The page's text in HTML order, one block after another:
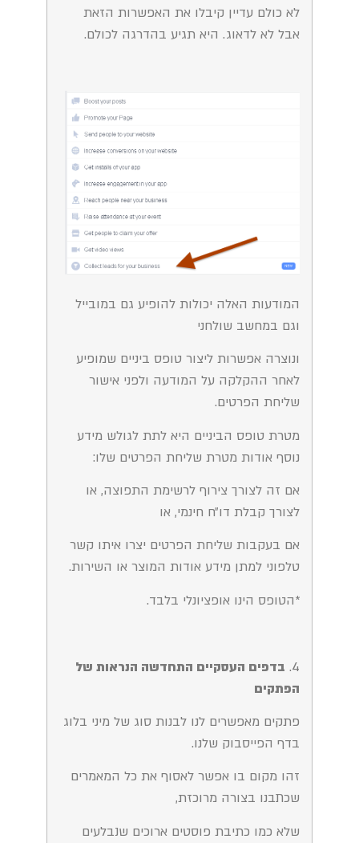
לא כולם עדיין קיבלו את האפשרות הזאת
אבל לא לדאוג. היא תגיע בהדרגה לכולם.
המודעות האלה יכולות להופיע גם במובייל
וגם במחשב שולחני
ונוצרה אפשרות ליצור טופס ביניים שמופיע
לאחר ההקלקה על המודעה ולפני אישור
שליחת הפרטים.
מטרת טופס הביניים היא לתת לגולש מידע
נוסף אודות מטרת שליחת הפרטים שלו:
אם זה לצורך צירוף לרשימת התפוצה, או
לצורך קבלת דו״ח חינמי, או
אם בעקבות שליחת הפרטים יצרו איתו קשר
טלפוני למתן מידע אודות המוצר או השירות.
*הטופס הינו אופציונלי בלבד.
4. בדפים העסקיים התחדשה הנראות של
הפתקים
פתקים מאפשרים לנו לבנות סוג של מיני בלוג
בדף הפייסבוק שלנו.
זהו מקום בו אפשר לאסוף את כל המאמרים
שכתבנו בצורה מרוכזת,
שלא כמו כתיבת פוסטים ארוכים שנבלעים